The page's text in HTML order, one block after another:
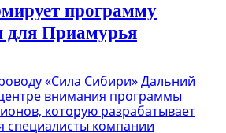
программу
для Приамурья
«Сила Сибири» Дальний
внимания программы
которую разрабатывает
специалисты компании